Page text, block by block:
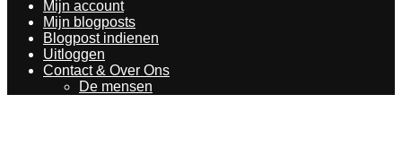
Mijn account
Mijn blogposts
Blogpost indienen
Uitloggen
Contact & Over Ons
De mensen